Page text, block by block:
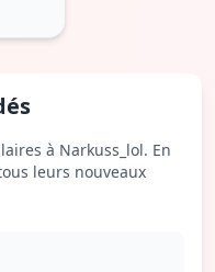
à Narkuss_lol. En
leurs nouveaux